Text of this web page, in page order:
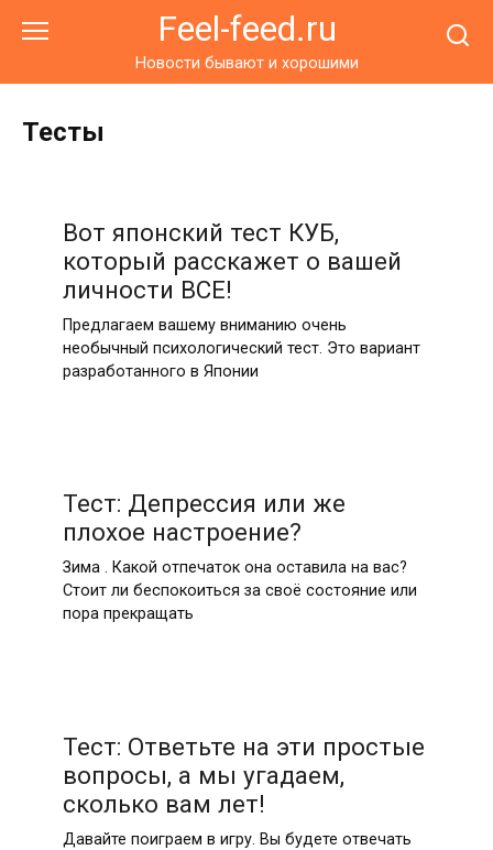
Feel-feed.ru
Новости бывают и хорошими
Тесты
Вот японский тест КУБ,
который расскажет о вашей
личности ВСЕ!
Предлагаем вашему вниманию очень
необычный психологический тест. Это вариант
разработанного в Японии
Тест: Депрессия или же
плохое настроение?
Зима . Какой отпечаток она оставила на вас?
Стоит ли беспокоиться за своё состояние или
пора прекращать
Тест: Ответьте на эти простые
вопросы, а мы угадаем,
сколько вам лет!
Давайте поиграем в игру. Вы будете отвечать